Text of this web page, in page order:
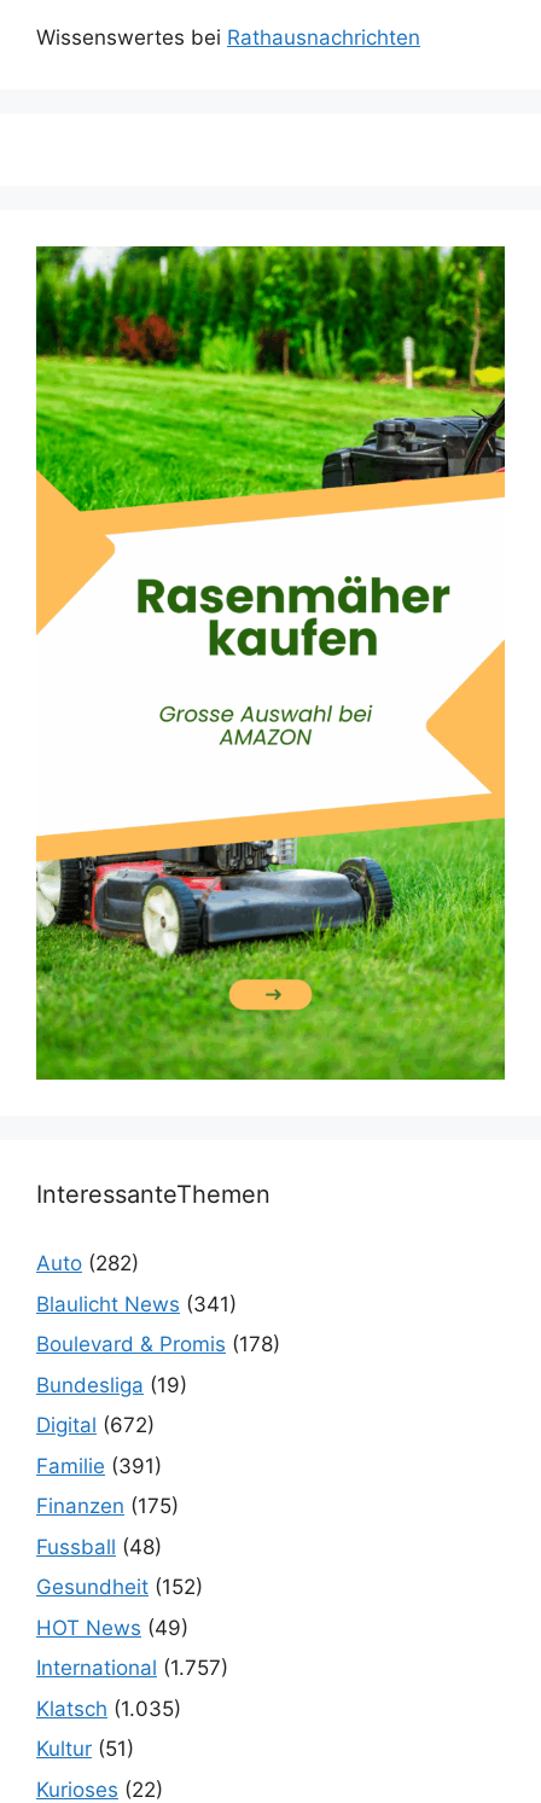
Wissenswertes bei Rathausnachrichten
InteressanteThemen
Auto (282)
Blaulicht News (341)
Boulevard & Promis (178)
Bundesliga (19)
Digital (672)
Familie (391)
Finanzen (175)
Fussball (48)
Gesundheit (152)
HOT News (49)
International (1.757)
Klatsch (1.035)
Kultur (51)
Kurioses (22)